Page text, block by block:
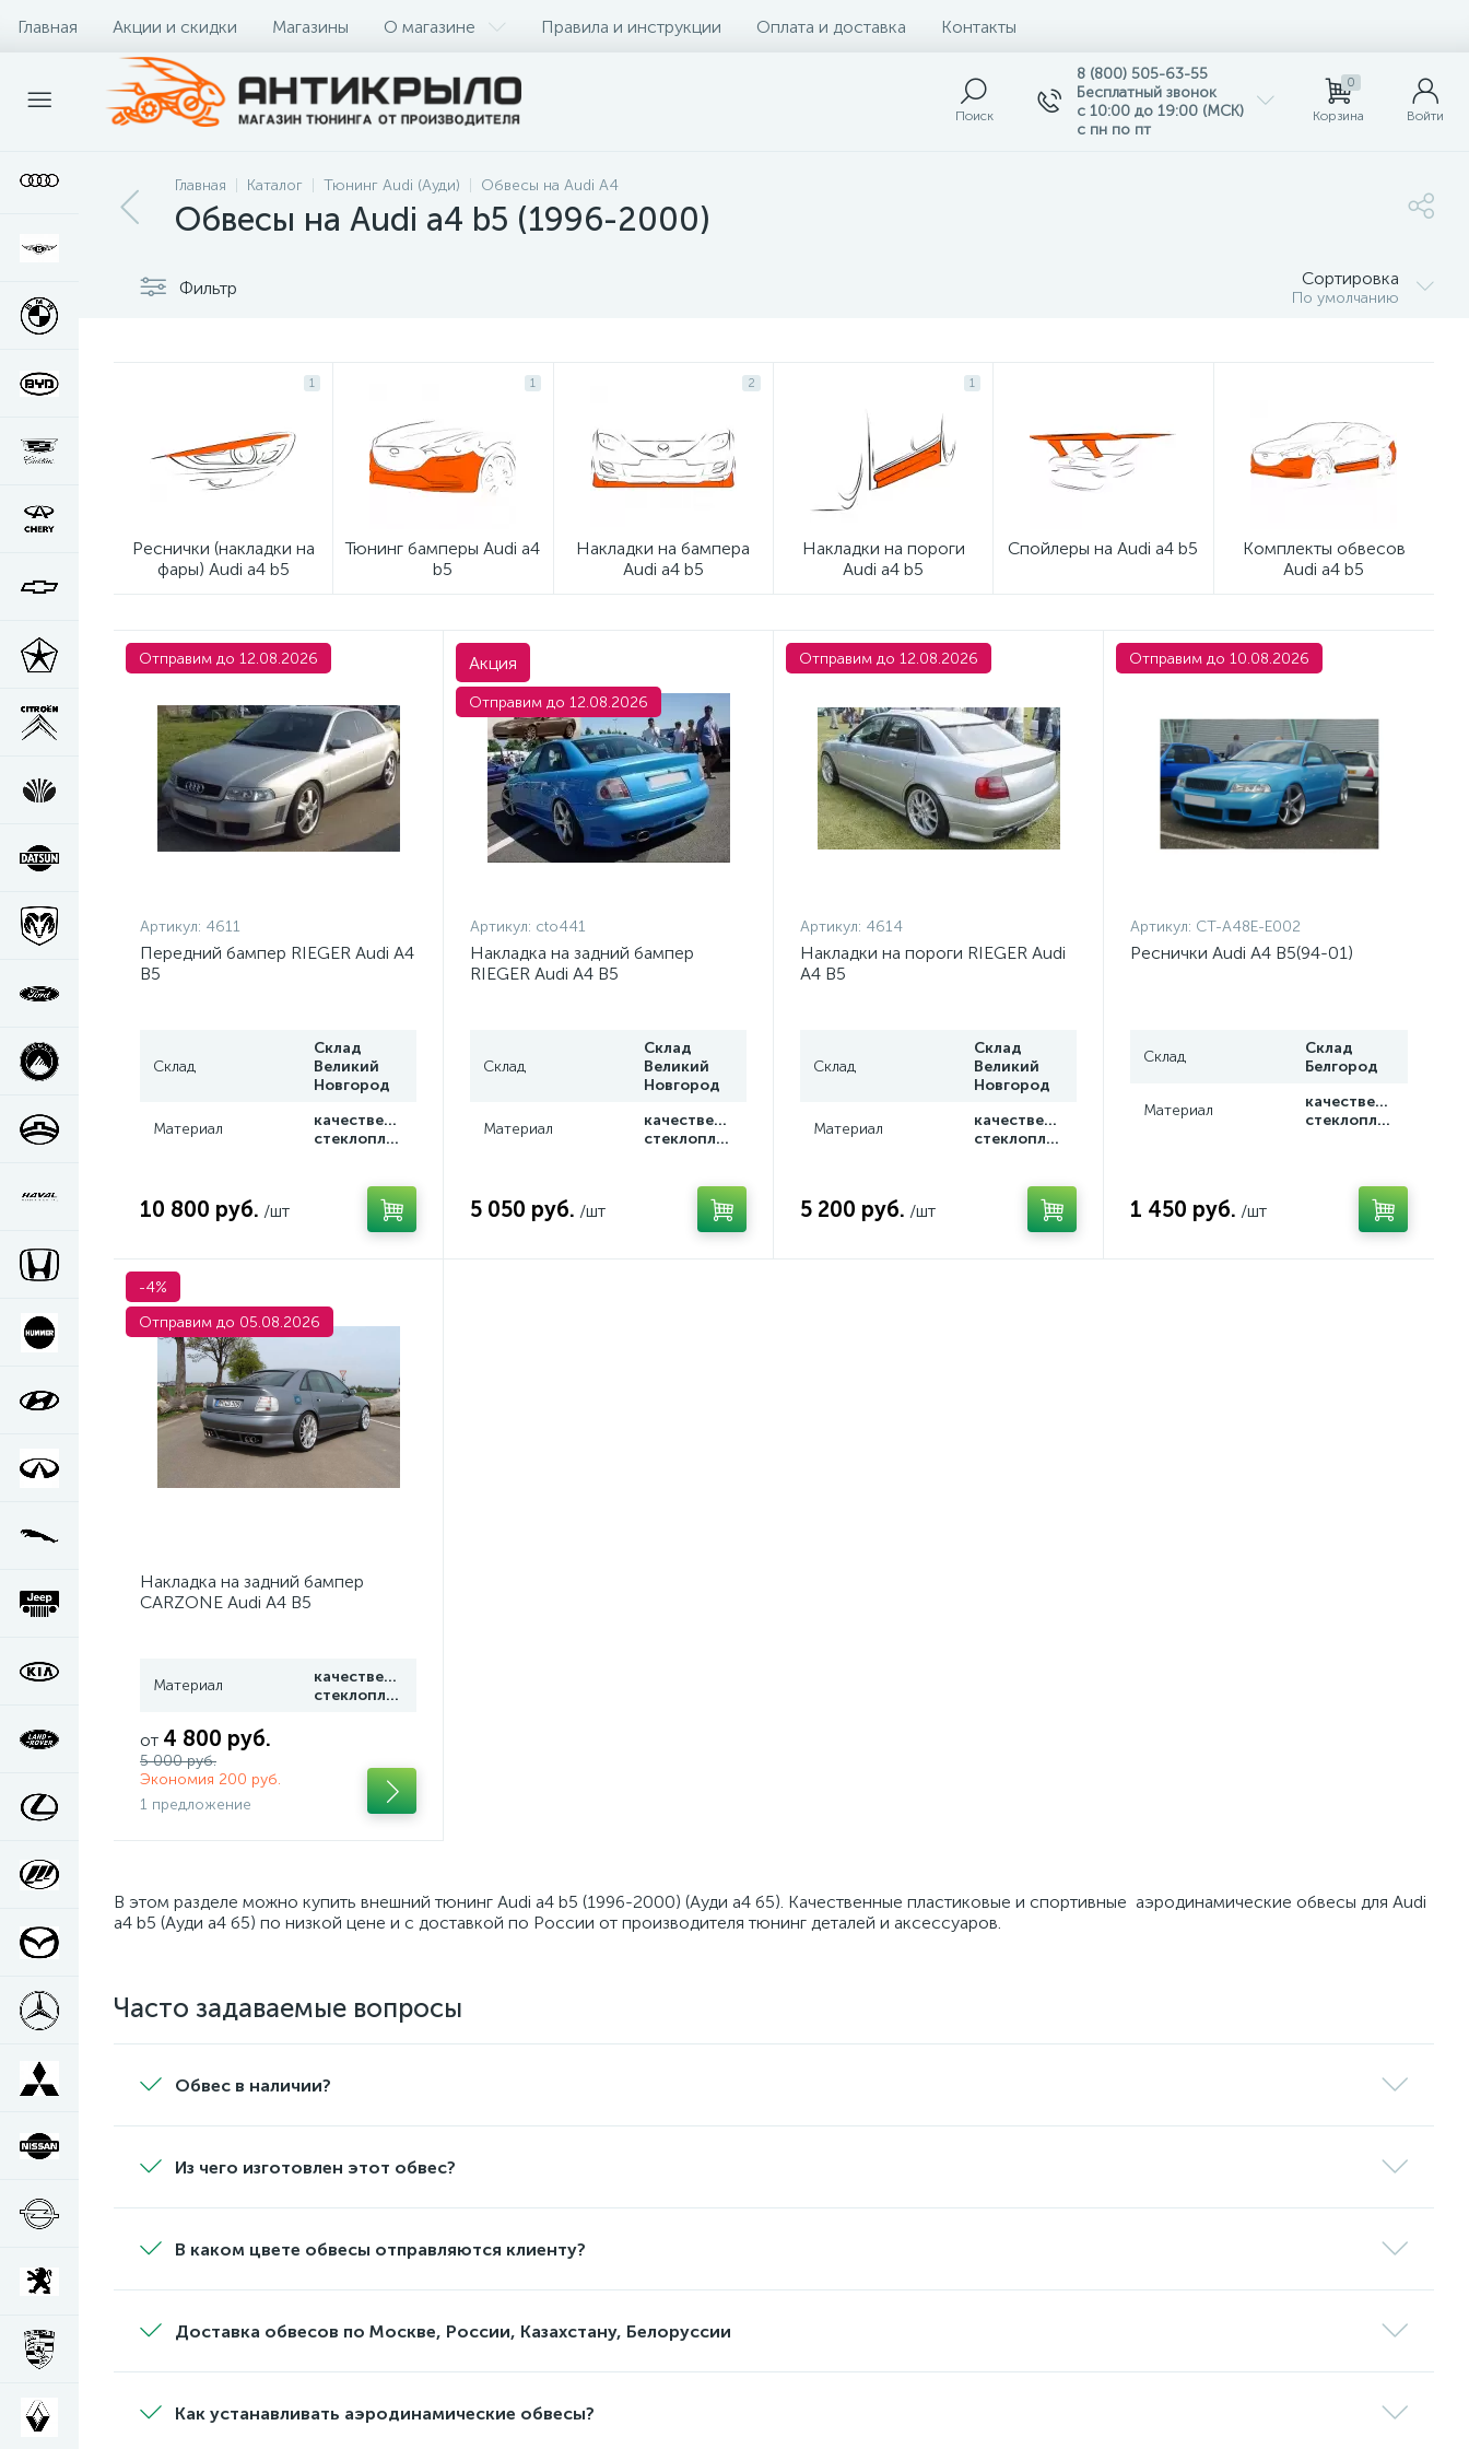
Главная Акции и скидки Магазины О магазине Правила и инструкции Оплата и доставка Контакты
Поиск
8 (800) 505-63-55
Бесплатный звонок
с 10:00 до 19:00 (МСК)
с пн по пт
0
Корзина Войти
Главная Каталог Тюнинг Audi (Ауди) Обвесы на Audi A4
Обвесы на Audi a4 b5 (1996-2000)
Фильтр Сортировка
По умолчанию
1
Реснички (накладки на
фары) Audi a4 b5
1
Тюнинг бамперы Audi a4
b5
2
Накладки на бампера
Audi a4 b5
1
Накладки на пороги
Audi a4 b5
Спойлеры на Audi a4 b5
Комплекты обвесов
Audi a4 b5
Отправим до 12.08.2026
Артикул: 4611
Передний бампер RIEGER Audi A4
B5
Склад
Склад
Великий
Новгород
Материал
качественный
стеклопластик
10 800 руб. /шт
Акция
Отправим до 12.08.2026
Артикул: cto441
Накладка на задний бампер
RIEGER Audi A4 B5
Склад
Склад
Великий
Новгород
Материал
качественный
стеклопластик
5 050 руб. /шт
Отправим до 12.08.2026
Артикул: 4614
Накладки на пороги RIEGER Audi
A4 B5
Склад
Склад
Великий
Новгород
Материал
качественный
стеклопластик
5 200 руб. /шт
Отправим до 10.08.2026
Артикул: CT-A48E-E002
Реснички Audi A4 B5(94-01)
Склад
Склад
Белгород
Материал
качественный
стеклопластик
1 450 руб. /шт
-4%
Отправим до 05.08.2026
Накладка на задний бампер
CARZONE Audi A4 B5
Материал
качественный
стеклопластик
от 4 800 руб.
5 000 руб.
Экономия 200 руб.
1 предложение
В этом разделе можно купить внешний тюнинг Audi a4 b5 (1996-2000) (Ауди а4 б5). Качественные пластиковые и спортивные аэродинамические обвесы для Audi
a4 b5 (Ауди а4 б5) по низкой цене и с доставкой по России от производителя тюнинг деталей и аксессуаров.
Часто задаваемые вопросы
Обвес в наличии?
Из чего изготовлен этот обвес?
В каком цвете обвесы отправляются клиенту?
Доставка обвесов по Москве, России, Казахстану, Белоруссии
Как устанавливать аэродинамические обвесы?